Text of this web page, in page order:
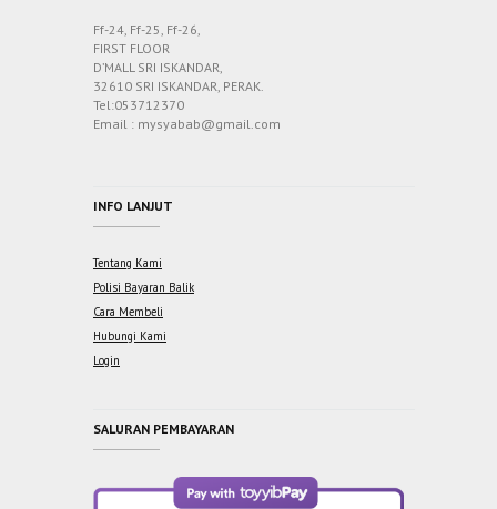
Ff-24, Ff-25, Ff-26,
FIRST FLOOR
D’MALL SRI ISKANDAR,
32610 SRI ISKANDAR, PERAK.
Tel:053712370
Email : mysyabab@gmail.com
INFO LANJUT
Tentang Kami
Polisi Bayaran Balik
Cara Membeli
Hubungi Kami
Login
SALURAN PEMBAYARAN